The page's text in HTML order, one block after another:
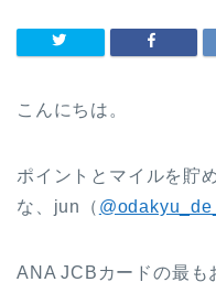
こんにちは。
ポイントとマイルを貯
な、jun（
ANA JCBカードの最も